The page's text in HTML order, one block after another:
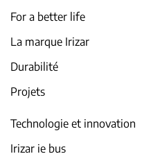
For a better life
La marque Irizar
Durabilité
Projets
Technologie et innovation
Irizar ie bus